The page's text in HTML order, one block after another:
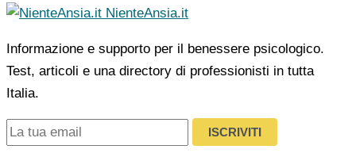
NienteAnsia.it
Informazione e supporto per il benessere psicologico.
Test, articoli e una directory di professionisti in tutta
Italia.
ISCRIVITI